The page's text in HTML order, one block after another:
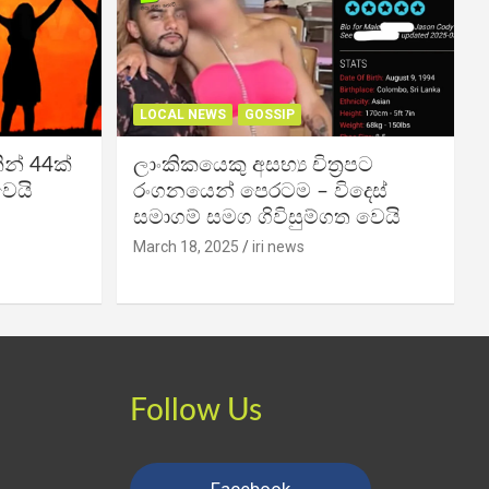
44ක්
LOCAL NEWS GOSSIP
ලාංකිකයෙකු අසභ්‍ය චිත්‍රපට
රංගනයෙන් පෙරටම – විදෙස්
සමාගම් සමග ගිවිසුම්ගත වෙයි
March 18, 2025 iri news
Follow Us